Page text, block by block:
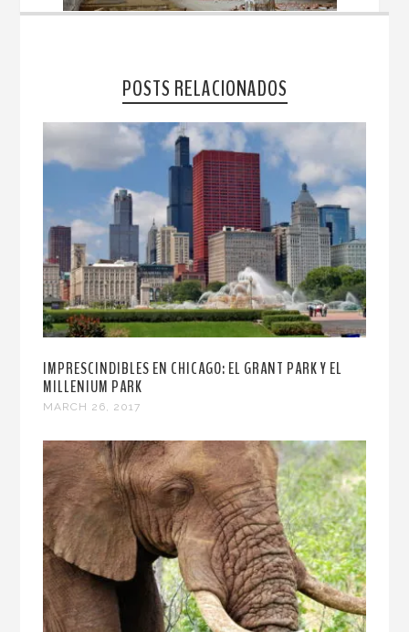
POSTS RELACIONADOS
IMPRESCINDIBLES EN CHICAGO: EL GRANT PARK Y EL
MILLENIUM PARK
MARCH 26, 2017